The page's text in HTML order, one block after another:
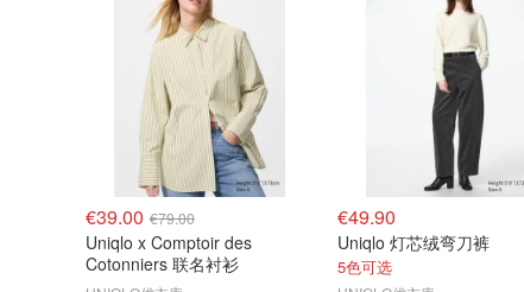
€39.00 €79.00
Uniqlo x Comptoir des
Cotonniers 联名衬衫
€49.90
Uniqlo 灯芯绒弯刀裤
5色可选